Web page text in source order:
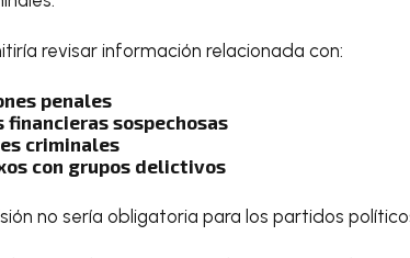
revisar información relacionada con:
penales
financieras sospechosas
criminales
con grupos delictivos
no sería obligatoria para los partidos